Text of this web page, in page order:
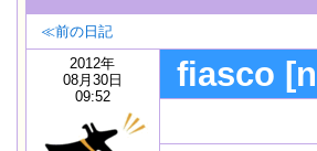
≪前の日記
2012年
08月30日
09:52
fiasco